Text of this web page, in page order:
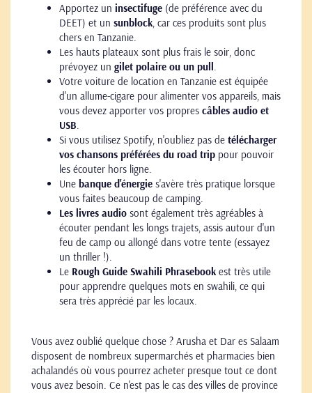
Apportez un insectifuge (de préférence avec du
DEET) et un sunblock, car ces produits sont plus
chers en Tanzanie.
Les hauts plateaux sont plus frais le soir, donc
prévoyez un gilet polaire ou un pull.
Votre voiture de location en Tanzanie est équipée
d'un allume-cigare pour alimenter vos appareils, mais
vous devez apporter vos propres câbles audio et
USB.
Si vous utilisez Spotify, n'oubliez pas de télécharger
vos chansons préférées du road trip pour pouvoir
les écouter hors ligne.
Une banque d'énergie s'avère très pratique lorsque
vous faites beaucoup de camping.
Les livres audio sont également très agréables à
écouter pendant les longs trajets, assis autour d'un
feu de camp ou allongé dans votre tente (essayez
un thriller !).
Le Rough Guide Swahili Phrasebook est très utile
pour apprendre quelques mots en swahili, ce qui
sera très apprécié par les locaux.
Vous avez oublié quelque chose ? Arusha et Dar es Salaam
disposent de nombreux supermarchés et pharmacies bien
achalandés où vous pourrez acheter presque tout ce dont
vous avez besoin. Ce n'est pas le cas des villes de province